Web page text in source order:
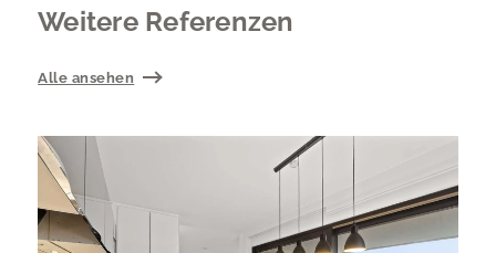
Weitere Referenzen
Alle ansehen